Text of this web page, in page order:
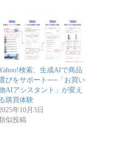
検索、生成AIで商品
びをサポート──「お買い
AIアシスタント」が変え
る購買体験
年10月3日
似投稿